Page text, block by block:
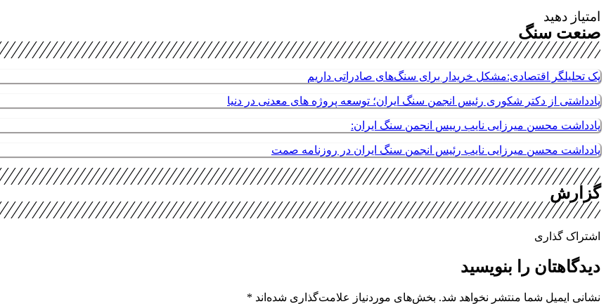
امتیاز دهید
صنعت سنگ
یک تحلیلگر اقتصادی:مشکل خریدار برای سنگ‌های صادراتی داریم
یادداشتی از دکتر شکوری رئیس انجمن سنگ ایران؛ توسعه پروژه های معدنی در دنیا
یادداشت محسن میرزایی نایب رییس انجمن سنگ ایران:
یادداشت محسن میرزایی نایب رئیس انجمن سنگ ایران در روزنامه صمت
گزارش
اشتراک گذاری
دیدگاهتان را بنویسید
نشانی ایمیل شما منتشر نخواهد شد. بخش‌های موردنیاز علامت‌گذاری شده‌اند *